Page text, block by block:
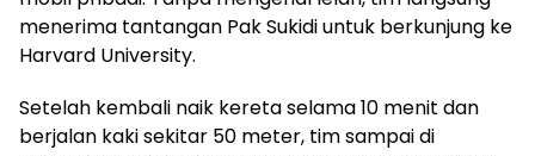
menerima tantangan Pak Sukidi untuk berkunjung ke
Harvard University.
Setelah kembali naik kereta selama 10 menit dan
berjalan kaki sekitar 50 meter, tim sampai di